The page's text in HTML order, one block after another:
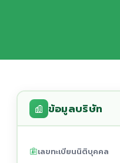
ข้อมูลบริษัท
เลขทะเบียนนิติบุคคล